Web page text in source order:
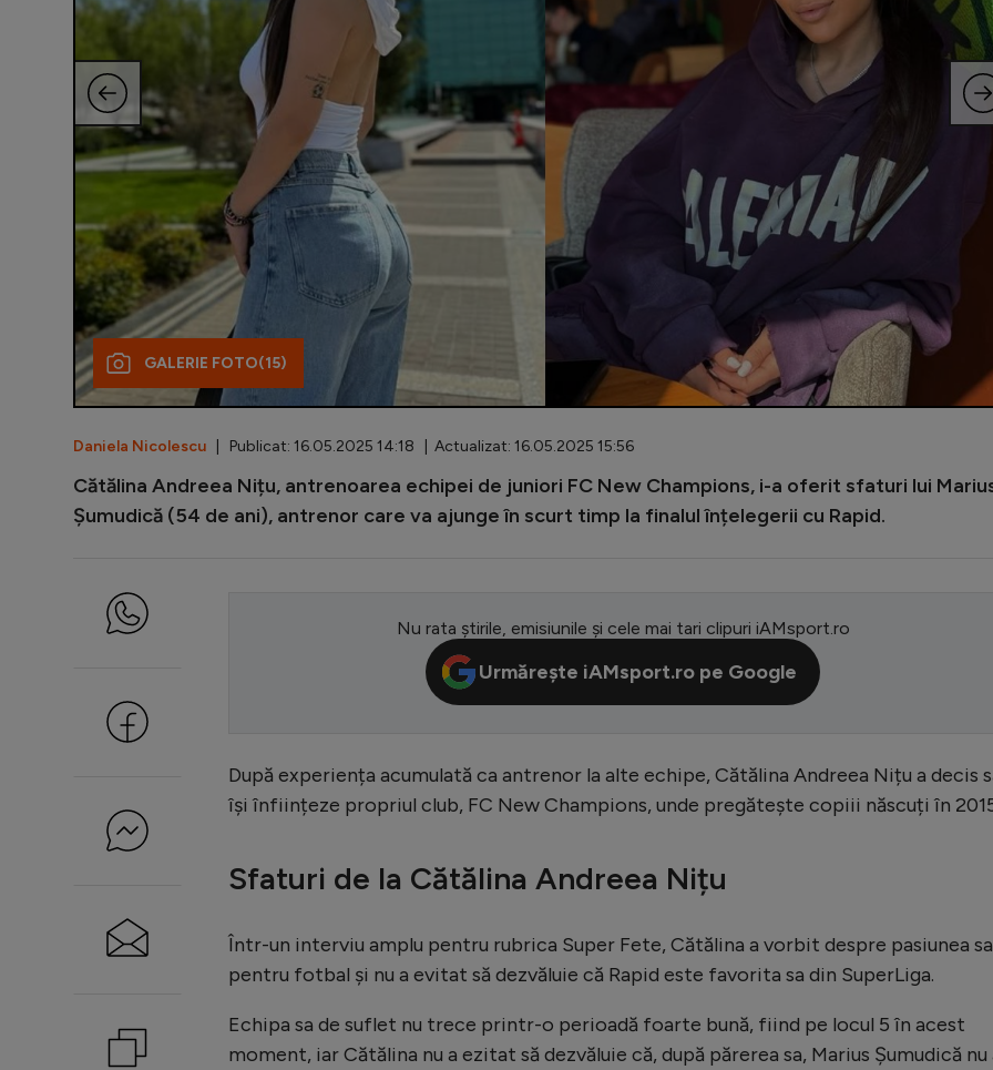
GALERIE FOTO(15)
Daniela Nicolescu | Publicat: 16.05.2025 14:18 | Actualizat: 16.05.2025 15:56
Cătălina Andreea Nițu, antrenoarea echipei de juniori FC New Champions, i-a oferit sfaturi lui
Șumudică (54 de ani), antrenor care va ajunge în scurt timp la finalul înțelegerii cu Rapid.
Nu rata știrile, emisiunile și cele mai tari clipuri iAMsport.ro
Urmărește iAMsport.ro pe Google
După experiența acumulată ca antrenor la alte echipe, Cătălina Andreea Nițu a decis
își înființeze propriul club, FC New Champions, unde pregătește copiii născuți în
Sfaturi de la Cătălina Andreea Nițu
Într-un interviu amplu pentru rubrica Super Fete, Cătălina a vorbit despre pasiunea sa
pentru fotbal și nu a evitat să dezvăluie că Rapid este favorita sa din SuperLiga.
Echipa sa de suflet nu trece printr-o perioadă foarte bună, fiind pe locul 5 în acest
moment, iar Cătălina nu a ezitat să dezvăluie că, după părerea sa, Marius Șumudică nu